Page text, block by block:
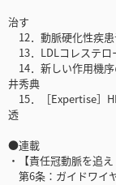
治す
12．動脈硬化性疾
13．LDLコレステ
14．新しい作用機
井秀典
15．［Expertise］
透
●連載
・【責任冠動脈を追
第6条：ガイドワイ